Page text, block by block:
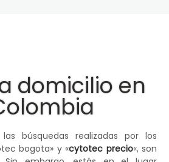
domicilio en
búsquedas realizadas por los
bogota» y «cytotec precio«, son